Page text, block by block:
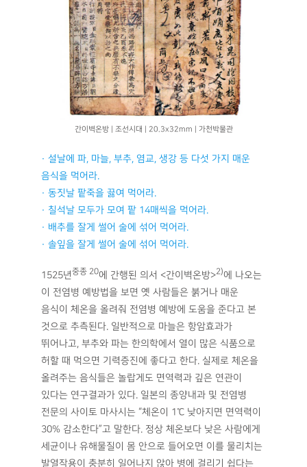
간이벽온방 | 조선시대 | 20.3x32mm | 가천박물관
· 설날에 파, 마늘, 부추, 염교, 생강 등 다섯 가지 매운
음식을 먹어라.
· 동짓날 팥죽을 끓여 먹어라.
· 칠석날 모두가 모여 팥 14매씩을 먹어라.
· 배추를 잘게 썰어 술에 섞어 먹어라.
· 솔잎을 잘게 썰어 술에 섞어 먹어라.
1525년중종 20에 간행된 의서 <간이벽온방>2)에 나오는
이 전염병 예방법을 보면 옛 사람들은 붉거나 매운
음식이 체온을 올려줘 전염병 예방에 도움을 준다고 본
것으로 추측된다. 일반적으로 마늘은 항암효과가
뛰어나고, 부추와 파는 한의학에서 열이 많은 식품으로
허할 때 먹으면 기력증진에 좋다고 한다. 실제로 체온을
올려주는 음식들은 놀랍게도 면역력과 깊은 연관이
있다는 연구결과가 있다. 일본의 종양내과 및 전염병
전문의 사이토 마사시는 “체온이 1℃ 낮아지면 면역력이
30% 감소한다”고 말한다. 정상 체온보다 낮은 사람에게
세균이나 유해물질이 몸 안으로 들어오면 이를 물리치는
발열작용이 충분히 일어나지 않아 병에 걸리기 쉽다는